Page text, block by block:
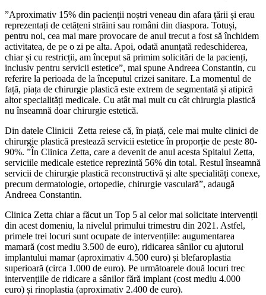
”Aproximativ 15% din pacienții noștri veneau din afara țării și erau
reprezentați de cetățeni străini sau români din diaspora. Totuși,
pentru noi, cea mai mare provocare de anul trecut a fost să închidem
activitatea, de pe o zi pe alta. Apoi, odată anunțată redeschiderea,
chiar și cu restricții, am început să primim solicitări de la pacienți,
inclusiv pentru servicii estetice”, mai spune Andreea Constantin, cu
referire la perioada de la începutul crizei sanitare. La momentul de
față, piața de chirurgie plastică este extrem de segmentată și atipică
altor specialități medicale. Cu atât mai mult cu cât chirurgia plastică
nu înseamnă doar chirurgie estetică.
Din datele Clinicii Zetta reiese că, în piață, cele mai multe clinici de
chirurgie plastică prestează servicii estetice în proporție de peste 80-
90%. ”În Clinica Zetta, care a devenit de anul acesta Spitalul Zetta,
serviciile medicale estetice reprezintă 56% din total. Restul înseamnă
servicii de chirurgie plastică reconstructivă și alte specialități conexe,
precum dermatologie, ortopedie, chirurgie vasculară”, adaugă
Andreea Constantin.
Clinica Zetta chiar a făcut un Top 5 al celor mai solicitate intervenții
din acest domeniu, la nivelul primului trimestru din 2021. Astfel,
primele trei locuri sunt ocupate de intervențiile: augumentarea
mamară (cost mediu 3.500 de euro), ridicarea sânilor cu ajutorul
implantului mamar (aproximativ 4.500 euro) și blefaroplastia
superioară (circa 1.000 de euro). Pe următoarele două locuri trec
intervențiile de ridicare a sânilor fără implant (cost mediu 4.000
euro) și rinoplastia (aproximativ 2.400 de euro).